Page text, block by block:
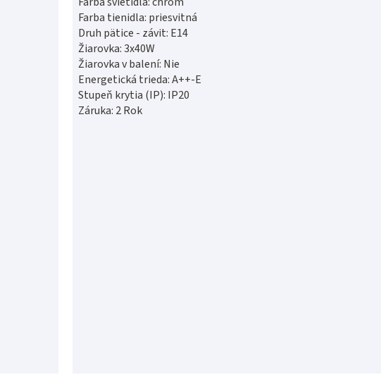
Farba tienidla: priesvitná
Druh pätice - závit: E14
Žiarovka: 3x40W
Žiarovka v balení: Nie
Energetická trieda: A++-E
Stupeň krytia (IP): IP20
Záruka: 2 Rok